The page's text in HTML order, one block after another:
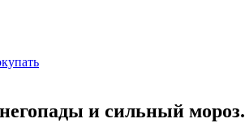
и сильный мороз.